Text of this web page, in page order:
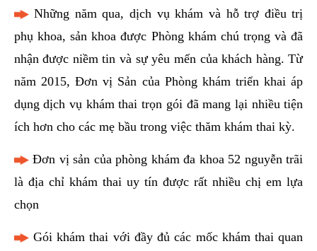
Những năm qua, dịch vụ khám và hỗ trợ điều trị
phụ khoa, sản khoa được Phòng khám chú trọng và đã
nhận được niềm tin và sự yêu mến của khách hàng. Từ
năm 2015, Đơn vị Sản của Phòng khám triển khai áp
dụng dịch vụ khám thai trọn gói đã mang lại nhiều tiện
ích hơn cho các mẹ bầu trong việc thăm khám thai kỳ.
Đơn vị sản của phòng khám đa khoa 52 nguyễn trãi
là địa chỉ khám thai uy tín được rất nhiều chị em lựa
chọn
Gói khám thai với đầy đủ các mốc khám thai quan